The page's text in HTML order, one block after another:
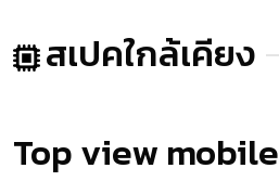
สเปคใกล้เคียง
Top view mobile